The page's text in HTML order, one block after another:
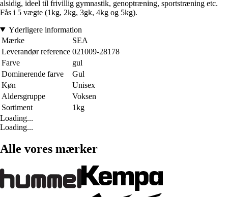
alsidig, ideel til frivillig gymnastik, genoptræning, sportstræning etc.
Fås i 5 vægte (1kg, 2kg, 3gk, 4kg og 5kg).
Yderligere information
Mærke
SEA
Leverandør reference 021009-28178
Farve
gul
Dominerende farve
Gul
Køn
Unisex
Aldersgruppe
Voksen
Sortiment
1kg
Loading...
Loading...
Alle vores mærker